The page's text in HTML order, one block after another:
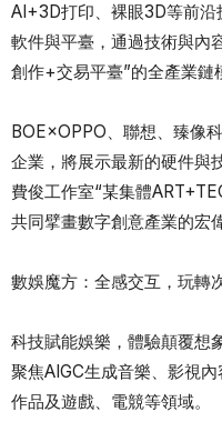
AI+3D打印、裸眼3D等前沿
軟件與平臺，通過技術與內
創作+交易平臺”的全產業鏈
BOE×OPPO、聯想、臻像
企業，將展示最新的硬件與
費俊工作室“某集體
共同擘畫數字創意產業的宏
數娛魔方：全感交互，玩轉
科技賦能娛樂，體驗顛覆想
聚焦AIGC生成音樂、影視
作品及遊戲、電競等領域。